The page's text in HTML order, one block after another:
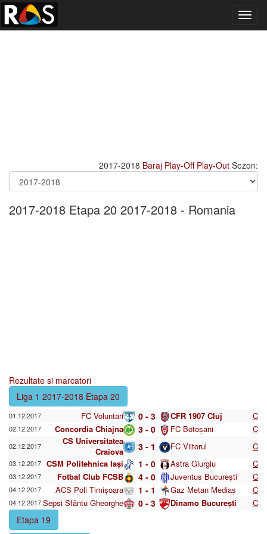
2017-2018 Baraj Play-Off Play-Out Sezon:
2017-2018 Etapa 20 2017-2018 - Romania
Rezultate si marcatori
Liga 1 2017-2018 Etapa 20
01.12.2017 FC Voluntari 0 - 3 CFR 1907 Cluj C
02.12.2017 Concordia Chiajna 3 - 0 FC Botoșani C
02.12.2017
CS Universitatea
Craiova
3 - 1 FC Viitorul C
03.12.2017 CSM Politehnica Iași 1 - 0 Astra Giurgiu C
03.12.2017 Fotbal Club FCSB 4 - 0 Juventus București C
04.12.2017 ACS Poli Timișoara 1 - 1 Gaz Metan Mediaș C
04.12.2017Sepsi Sfântu Gheorghe 0 - 3 Dinamo București C
Etapa 19